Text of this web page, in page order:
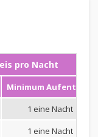
pro Nacht
Minimum Aufenthalt
1 eine Nacht
1 eine Nacht